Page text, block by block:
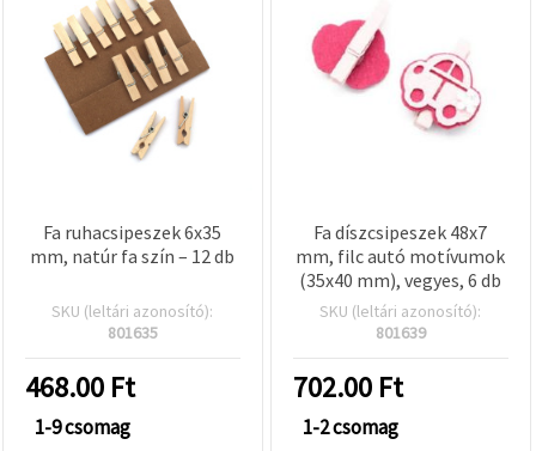
Fa ruhacsipeszek 6x35
mm, natúr fa szín – 12 db
SKU (leltári azonosító):
801635
468.00 Ft
1-9 csomag
Fa díszcsipeszek 48x7
mm, filc autó motívumok
(35x40 mm), vegyes, 6 db
SKU (leltári azonosító):
801639
702.00 Ft
1-2 csomag